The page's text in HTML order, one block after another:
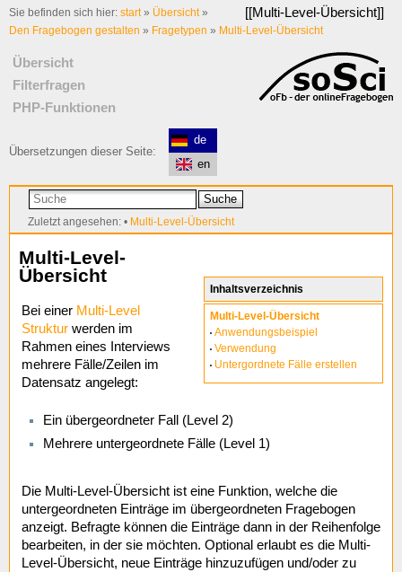
[[Multi-Level-Übersicht]]
Sie befinden sich hier: start» Übersicht»
Den Fragebogen gestalten » Fragetypen » Multi-Level-Übersicht
Übersicht
Filterfragen
PHP-Funktionen
Übersetzungen dieser Seite:
de
en
Suche
Zuletzt angesehen: • Multi-Level-Übersicht
Inhaltsverzeichnis
Multi-Level-Übersicht
Anwendungsbeispiel
Verwendung
Untergordnete Fälle erstellen
Multi-Level-
Übersicht
Bei einer Multi-Level
Struktur werden im
Rahmen eines Interviews
mehrere Fälle/Zeilen im
Datensatz angelegt:
Ein übergeordneter Fall (Level 2)
Mehrere untergeordnete Fälle (Level 1)
Die Multi-Level-Übersicht ist eine Funktion, welche die
untergeordneten Einträge im übergeordneten Fragebogen
anzeigt. Befragte können die Einträge dann in der Reihenfolge
bearbeiten, in der sie möchten. Optional erlaubt es die Multi-
Level-Übersicht, neue Einträge hinzuzufügen und/oder zu